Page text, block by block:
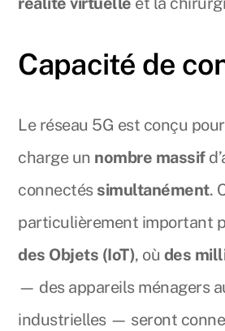
Capacité de
Le réseau 5G est conçu
charge un nombre massif
connectés simultanément.
particulièrement important
des Objets (IoT), où des
— des appareils ménagers
industrielles — seront